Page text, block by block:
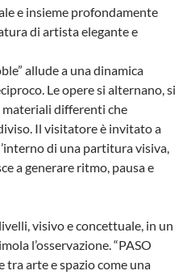
e insieme profondamente
di artista elegante e
allude a una dinamica
Le opere si alternano, si
materiali differenti che
Il visitatore è invitato a
di una partitura visiva,
a generare ritmo, pausa e
visivo e concettuale, in un
l’osservazione. “PASO
tra arte e spazio come una